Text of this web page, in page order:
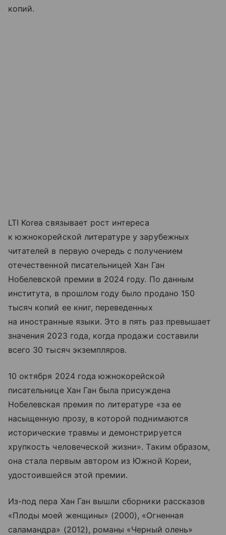
копий.
LTI Korea связывает рост интереса
к южнокорейской литературе у зарубежных
читателей в первую очередь с получением
отечественной писательницей Хан Ган
Нобелевской премии в 2024 году. По данным
института, в прошлом году было продано 150
тысяч копий ее книг, переведенных
на иностранные языки. Это в пять раз превышает
значения 2023 года, когда продажи составили
всего 30 тысяч экземпляров.
10 октября 2024 года южнокорейской
писательнице Хан Ган была присуждена
Нобелевская премия по литературе «за ее
насыщенную прозу, в которой поднимаются
исторические травмы и демонстрируется
хрупкость человеческой жизни». Таким образом,
она стала первым автором из Южной Кореи,
удостоившейся этой премии.
Из-под пера Хан Ган вышли сборники рассказов
«Плоды моей женщины» (2000), «Огненная
саламандра» (2012), романы «Черный олень»